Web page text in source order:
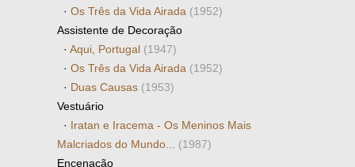
· Os Três da Vida Airada (1952)
Assistente de Decoração
· Aqui, Portugal (1947)
· Os Três da Vida Airada (1952)
· Duas Causas (1953)
Vestuário
· Iratan e Iracema - Os Meninos Mais
Malcriados do Mundo... (1987)
Encenação